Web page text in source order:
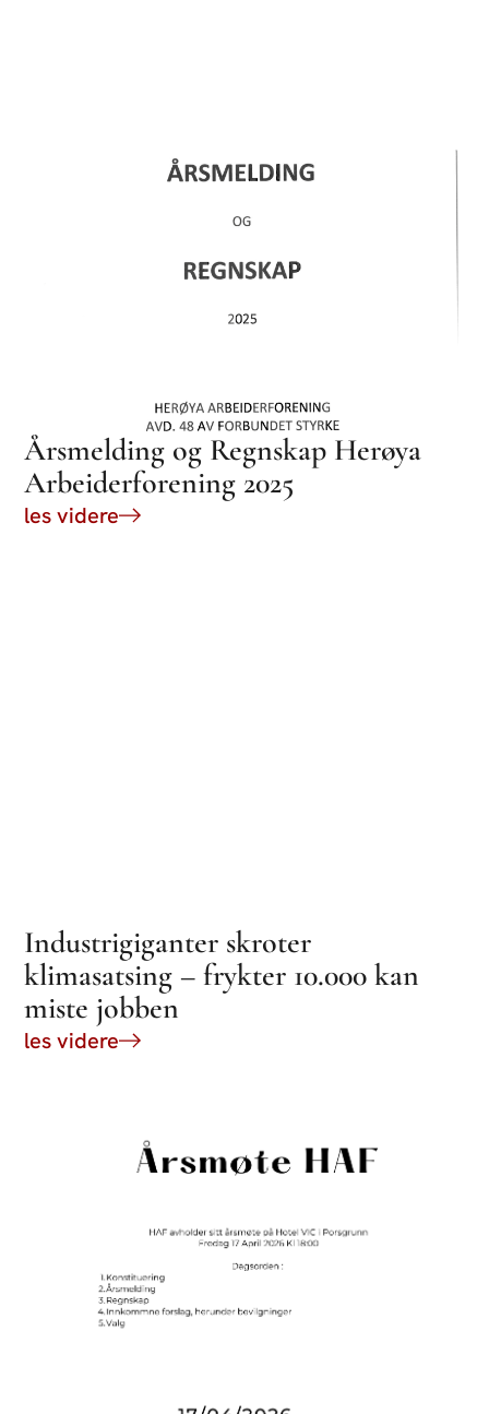
Årsmelding og Regnskap Herøya
Arbeiderforening 2025
les videre
Industrigiganter skroter
klimasatsing – frykter 10.000 kan
miste jobben
les videre